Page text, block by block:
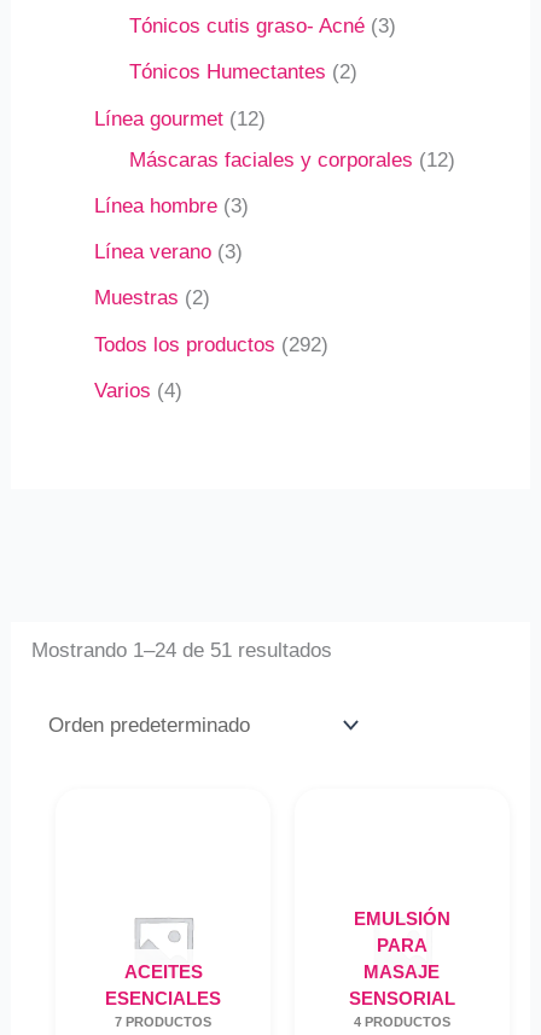
Tónicos cutis graso- Acné 3
Tónicos Humectantes 2
Línea gourmet
12
Máscaras faciales y corporales
12
Línea hombre 3
Línea verano 3
Muestras 2
Todos los productos 292
Varios 4
Mostrando 1–24 de 51 resultados
ACEITES
ESENCIALES
7 PRODUCTOS
EMULSIÓN
PARA
MASAJE
SENSORIAL
4 PRODUCTOS